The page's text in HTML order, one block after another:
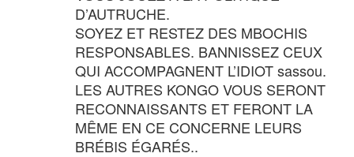
D’AUTRUCHE.
SOYEZ ET RESTEZ DES MBOCHIS
RESPONSABLES. BANNISSEZ CEUX
QUI ACCOMPAGNENT L’IDIOT sassou.
LES AUTRES KONGO VOUS SERONT
RECONNAISSANTS ET FERONT LA
MÊME EN CE CONCERNE LEURS
BRÉBIS ÉGARÉS..